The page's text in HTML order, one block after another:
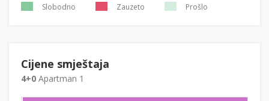
Slobodno Zauzeto Prošlo
Cijene smještaja
4+0 Apartman 1